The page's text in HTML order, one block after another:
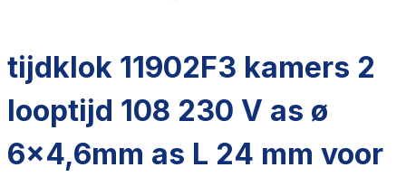
tijdklok 11902F3 kamers 2
looptijd 108 230 V as ø
6x4,6mm as L 24 mm voor